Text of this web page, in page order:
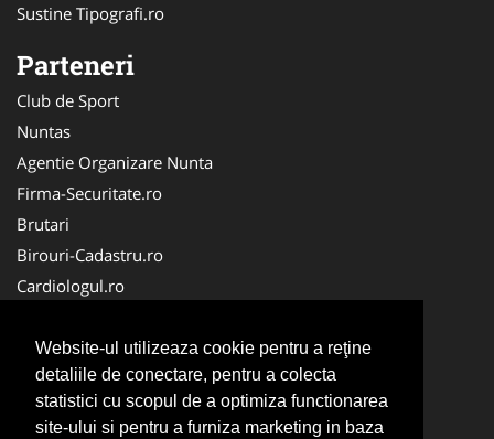
Website-ul utilizeaza cookie pentru a reţine
detaliile de conectare, pentru a colecta
statistici cu scopul de a optimiza functionarea
site-ului si pentru a furniza marketing in baza
Sustine Tipografi.ro
Parteneri
Club de Sport
Nuntas
Agentie Organizare Nunta
Firma-Securitate.ro
Brutari
Birouri-Cadastru.ro
Cardiologul.ro
Club Copii
La Cursuri
Ambalaje Romania